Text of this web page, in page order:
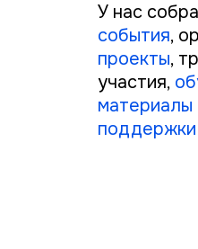
У нас
события,
проекты,
участия,
материалы